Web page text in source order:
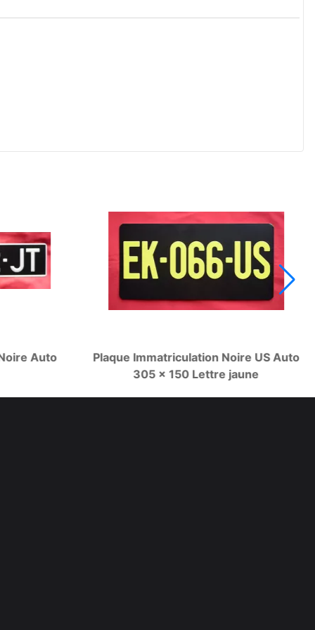
Auto
Plaque Immatriculation Noire US Auto
305 x 150 Lettre jaune